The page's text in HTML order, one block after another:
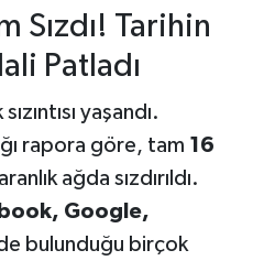
Sızdı! Tarihin
Patladı
yaşandı.
rapora göre, tam 16
ağda sızdırıldı.
Google,
bulunduğu birçok